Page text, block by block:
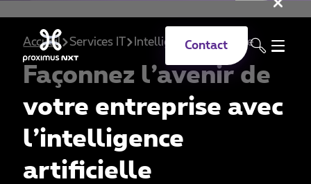
Contact
Accueil Services IT Intelligence Artificielle
Façonnez l’avenir de
votre entreprise avec
l’intelligence
artificielle